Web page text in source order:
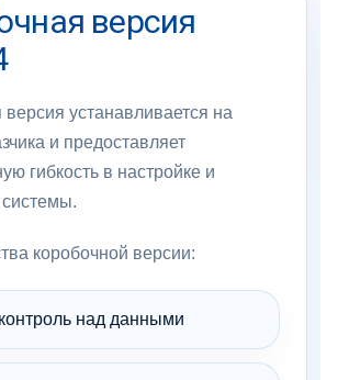
версия
версия устанавливается на
и предоставляет
гибкость в настройке и
системы.
коробочной версии:
над данными